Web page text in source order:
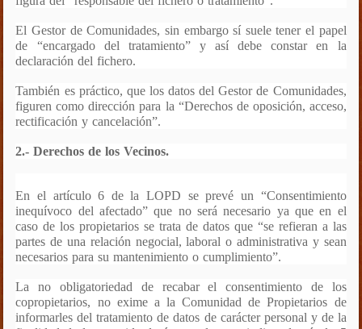
El Gestor de Comunidades, sin embargo sí suele tener el papel
de “encargado del tratamiento” y así debe constar en la
declaración del fichero.
También es práctico, que los datos del Gestor de Comunidades,
figuren como dirección para la “Derechos de oposición, acceso,
rectificación y cancelación”.
2.- Derechos de los Vecinos.
En el artículo 6 de la LOPD se prevé un “Consentimiento
inequívoco del afectado” que no será necesario ya que en el
caso de los propietarios se trata de datos que “se refieran a las
partes de una relación negocial, laboral o administrativa y sean
necesarios para su mantenimiento o cumplimiento”.
La no obligatoriedad de recabar el consentimiento de los
copropietarios, no exime a la Comunidad de Propietarios de
informarles del tratamiento de datos de carácter personal y de la